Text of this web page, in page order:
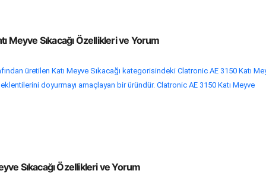
Meyve Sıkacağı Özellikleri ve Yorum
üretilen Katı Meyve Sıkacağı kategorisindeki Clatronic AE 3150 Katı
doyurmayı amaçlayan bir üründür. Clatronic AE 3150 Katı Meyve
Sıkacağı Özellikleri ve Yorum